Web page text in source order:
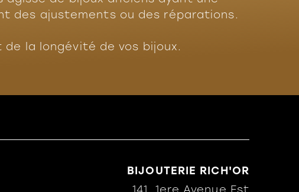
des ajustements ou des réparations.
la longévité de vos bijoux.
BIJOUTERIE RICH'OR